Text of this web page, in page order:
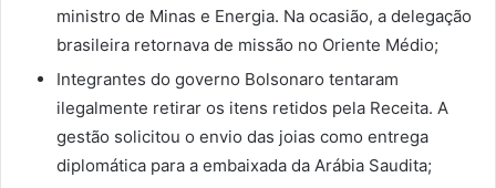
ministro de Minas e Energia. Na ocasião, a delegação
brasileira retornava de missão no Oriente Médio;
Integrantes do governo Bolsonaro tentaram
ilegalmente retirar os itens retidos pela Receita. A
gestão solicitou o envio das joias como entrega
diplomática para a embaixada da Arábia Saudita;